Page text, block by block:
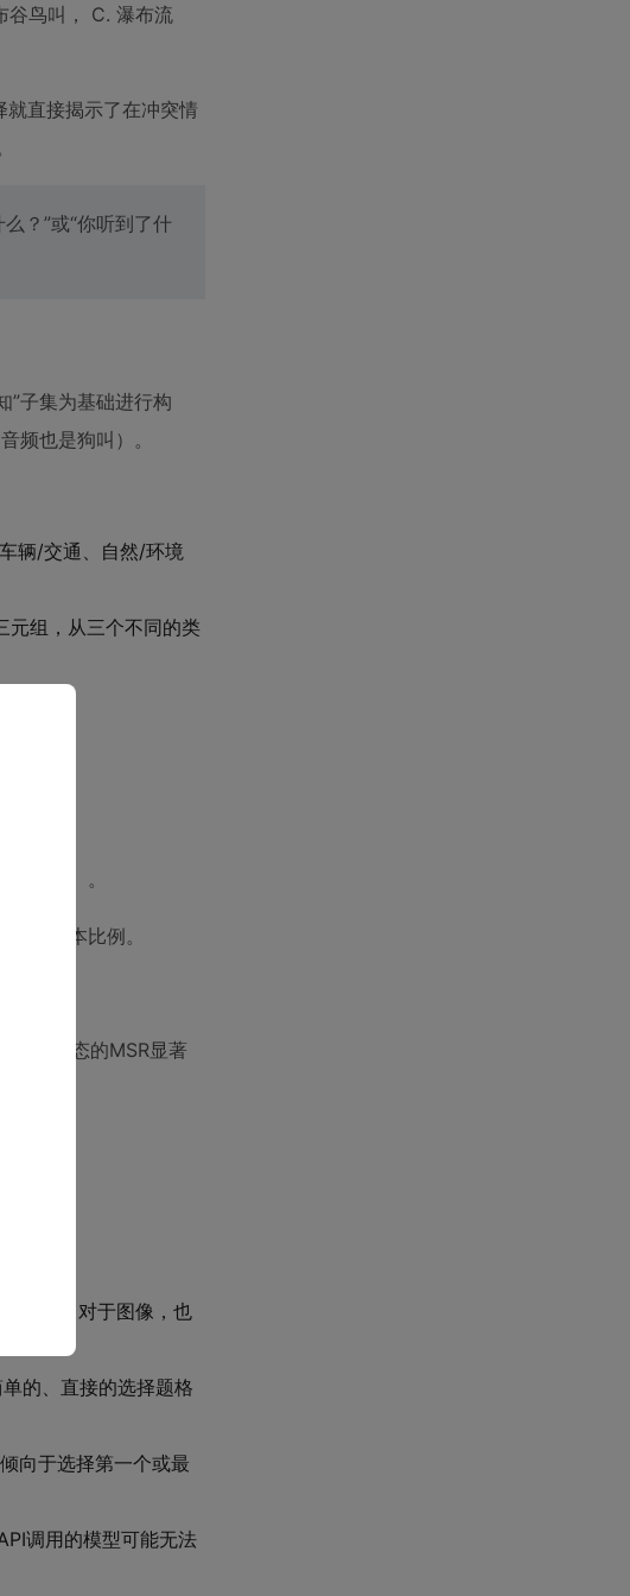
谷鸟叫， C. 瀑布流
就直接揭示了在冲突情
？”或“你听到了什
”子集为基础进行构
频也是狗叫）。
辆/交通、自然/环境
元组，从三个不同的类
MSR）。
的样本比例。
某个模态的MSR显著
一致。对于图像，也
的、直接的选择题格
向于选择第一个或最
调用的模型可能无法